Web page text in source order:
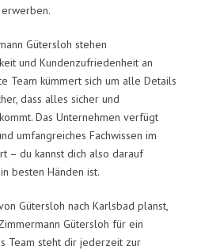
Gütersloh stehen
und Kundenzufriedenheit an
Team kümmert sich um alle Details
dass alles sicher und
Das Unternehmen verfügt
umfangreiches Fachwissen im
– du kannst dich also darauf
besten Händen ist.
Gütersloh nach Karlsbad planst,
Gütersloh für ein
Team steht dir jederzeit zur